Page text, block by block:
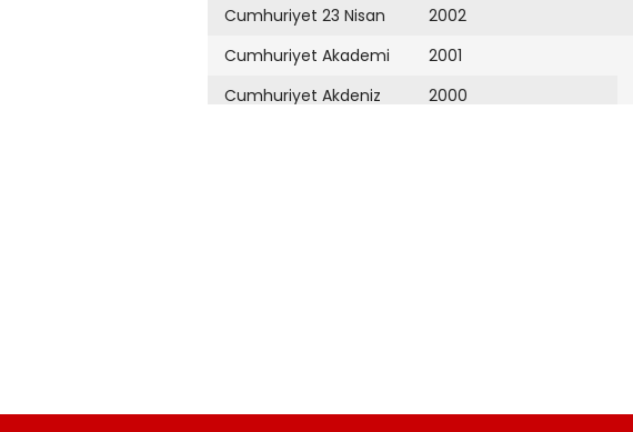
Cumhuriyet 23 Nisan
Cumhuriyet Akademi
Cumhuriyet Akdeniz
Cumhuriyet Çevre
2002
2001
2000
1992